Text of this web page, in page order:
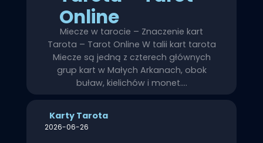
Online
Miecze w tarocie – Znaczenie kart
Tarota – Tarot Online W talii kart tarota
Miecze są jedną z czterech głównych
grup kart w Małych Arkanach, obok
buław, kielichów i monet.…
Karty Tarota
2026-06-26